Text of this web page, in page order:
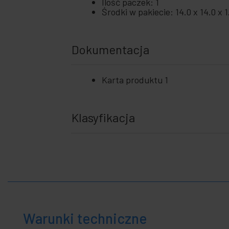
+
Środki w pakiecie: 14.0 x 14.0 x
Dokumentacja
Karta produktu 1
Klasyfikacja
Warunki techniczne